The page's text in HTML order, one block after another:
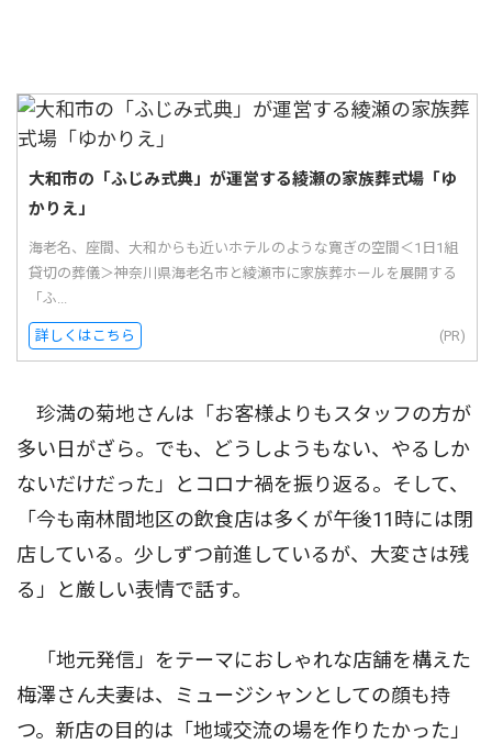
大和市の「ふじみ式典」が運営する綾瀬の家族葬式場「ゆ
かりえ」
海老名、座間、大和からも近いホテルのような寛ぎの空間＜1日1組
貸切の葬儀＞神奈川県海老名市と綾瀬市に家族葬ホールを展開する
「ふ...
詳しくはこちら (PR)
珍満の菊地さんは「お客様よりもスタッフの方が
多い日がざら。でも、どうしようもない、やるしか
ないだけだった」とコロナ禍を振り返る。そして、
「今も南林間地区の飲食店は多くが午後11時には閉
店している。少しずつ前進しているが、大変さは残
る」と厳しい表情で話す。
「地元発信」をテーマにおしゃれな店舗を構えた
梅澤さん夫妻は、ミュージシャンとしての顔も持
つ。新店の目的は「地域交流の場を作りたかった」